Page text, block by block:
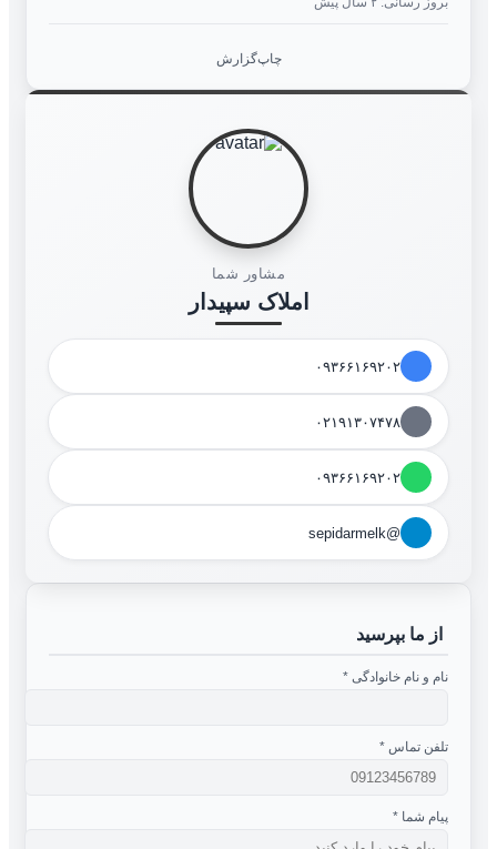
چاپگزارش
مشاور شما
املاک سپیدار
۰۹۳۶۶۱۶۹۲۰۲
۰۲۱۹۱۳۰۷۴۷۸
۰۹۳۶۶۱۶۹۲۰۲
@sepidarmelk
از ما بپرسید
نام و نام خانوادگی *
تلفن تماس *
پیام شما *